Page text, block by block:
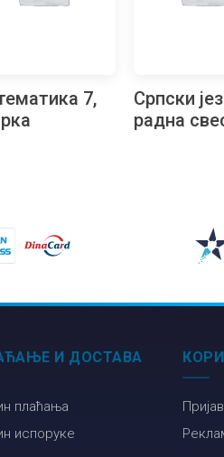
7,
Српски
радна
И ДОСТАВА
плаћања
испоруке